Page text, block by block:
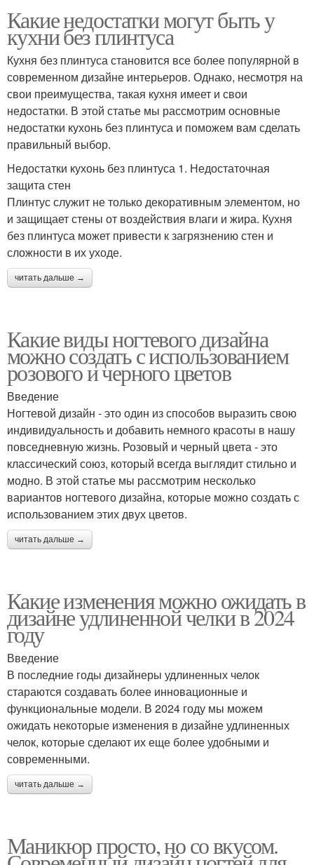
Какие недостатки могут быть у
кухни без плинтуса
Кухня без плинтуса становится все более популярной в
современном дизайне интерьеров. Однако, несмотря на
свои преимущества, такая кухня имеет и свои
недостатки. В этой статье мы рассмотрим основные
недостатки кухонь без плинтуса и поможем вам сделать
правильный выбор.
Недостатки кухонь без плинтуса 1. Недостаточная
защита стен
Плинтус служит не только декоративным элементом, но
и защищает стены от воздействия влаги и жира. Кухня
без плинтуса может привести к загрязнению стен и
сложности в их уходе.
читать дальше →
Какие виды ногтевого дизайна
можно создать с использованием
розового и черного цветов
Введение
Ногтевой дизайн - это один из способов выразить свою
индивидуальность и добавить немного красоты в нашу
повседневную жизнь. Розовый и черный цвета - это
классический союз, который всегда выглядит стильно и
модно. В этой статье мы рассмотрим несколько
вариантов ногтевого дизайна, которые можно создать с
использованием этих двух цветов.
читать дальше →
Какие изменения можно ожидать в
дизайне удлиненной челки в 2024
году
Введение
В последние годы дизайнеры удлиненных челок
стараются создавать более инновационные и
функциональные модели. В 2024 году мы можем
ожидать некоторые изменения в дизайне удлиненных
челок, которые сделают их еще более удобными и
современными.
читать дальше →
Маникюр просто, но со вкусом.